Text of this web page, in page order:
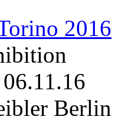
2016
06.11.16
Berlin